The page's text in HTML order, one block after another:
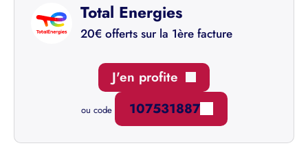
Total Energies
20€ offerts sur la 1ère facture
J'en profite
ou code 107531887